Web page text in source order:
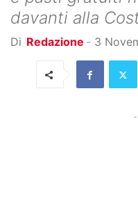
davanti alla
Di Redazione - 3
-